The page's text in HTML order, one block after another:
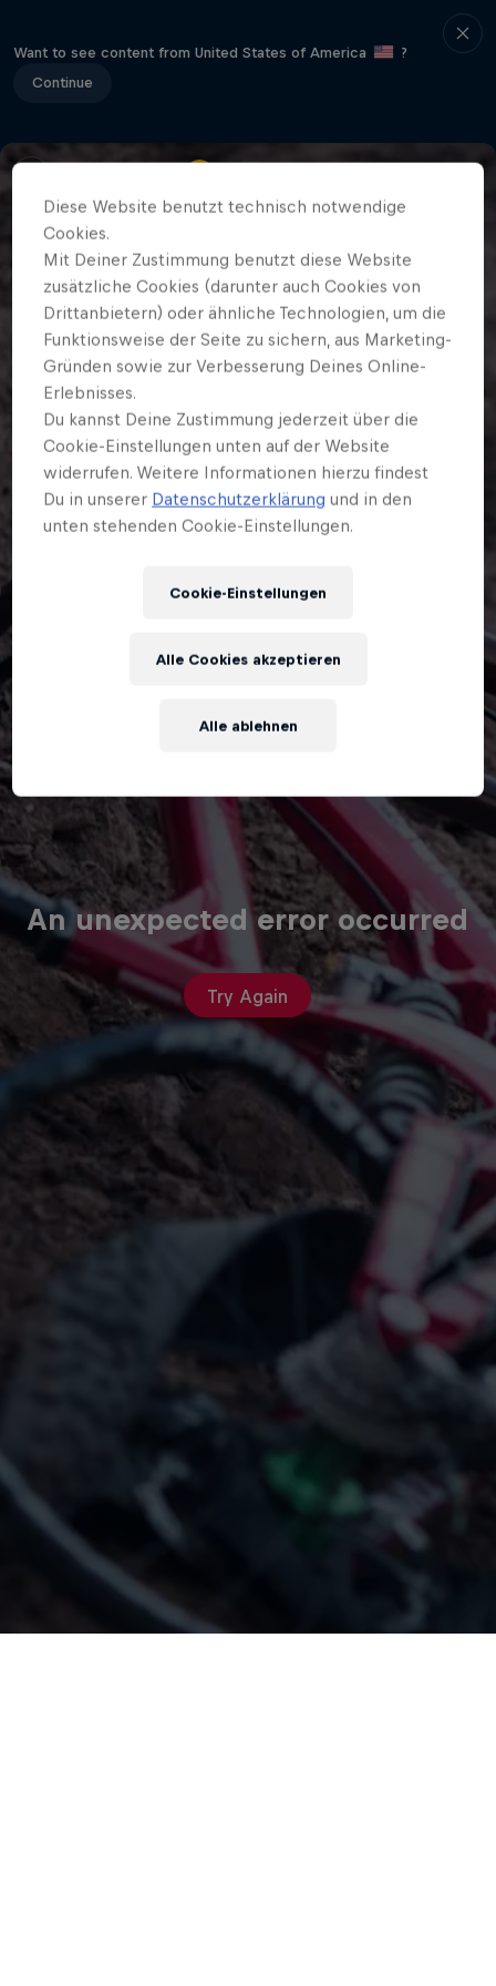
Want to see content from United States of America
?
Continue
An unexpected error occurred
Try Again
Diese Website benutzt technisch notwendige
Cookies.
Mit Deiner Zustimmung benutzt diese Website
zusätzliche Cookies (darunter auch Cookies von
Drittanbietern) oder ähnliche Technologien, um die
Funktionsweise der Seite zu sichern, aus Marketing-
Gründen sowie zur Verbesserung Deines Online-
Erlebnisses.
Du kannst Deine Zustimmung jederzeit über die
Cookie-Einstellungen unten auf der Website
widerrufen. Weitere Informationen hierzu findest
Du in unserer Datenschutzerklärung und in den
unten stehenden Cookie-Einstellungen.
Cookie-Einstellungen
Alle ablehnen
Alle Cookies akzeptieren